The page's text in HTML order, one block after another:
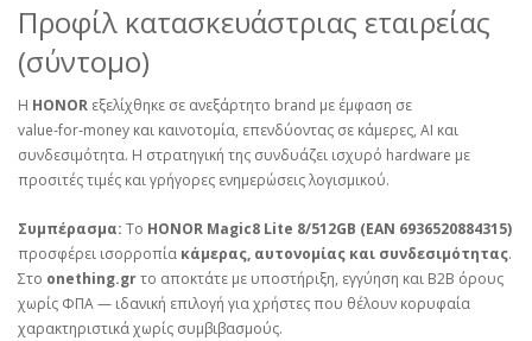
Προφίλ κατασκευάστριας εταιρείας
(σύντομο)
Η HONOR εξελίχθηκε σε ανεξάρτητο brand με έμφαση σε
value‑for‑money και καινοτομία, επενδύοντας σε κάμερες, AI και
συνδεσιμότητα. Η στρατηγική της συνδυάζει ισχυρό hardware με
προσιτές τιμές και γρήγορες ενημερώσεις λογισμικού.
Συμπέρασμα: Το HONOR Magic8 Lite 8/512GB (EAN 6936520884315)
προσφέρει ισορροπία κάμερας, αυτονομίας και συνδεσιμότητας.
Στο onething.grτο αποκτάτε με υποστήριξη, εγγύηση και B2B όρους
χωρίς ΦΠΑ — ιδανική επιλογή για χρήστες που θέλουν κορυφαία
χαρακτηριστικά χωρίς συμβιβασμούς.